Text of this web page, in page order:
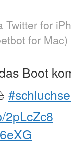
Twitter for
for Mac)
Boot
2pLcZc8